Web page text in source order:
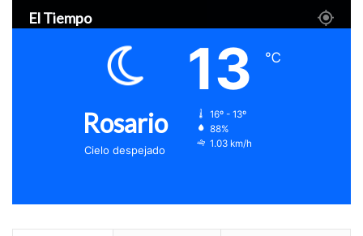
El Tiempo
Rosario
Cielo despejado
13 ℃
16º - 13º
88%
1.03 km/h